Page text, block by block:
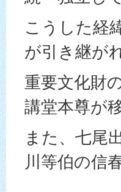
こうした経
が引き継が
重要文化財
講堂本尊が
また、七尾
川等伯の信